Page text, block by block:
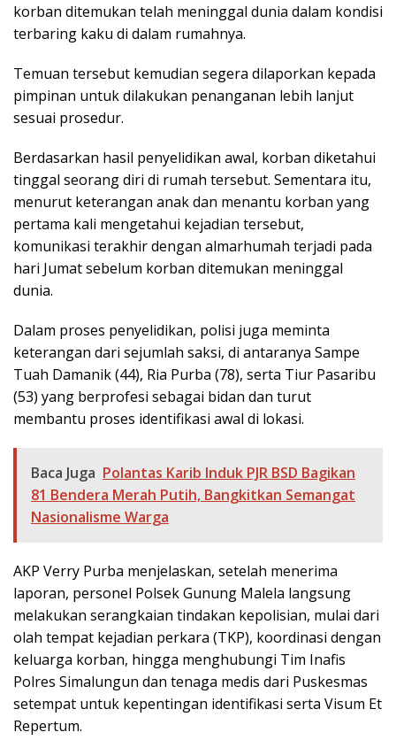
korban ditemukan telah meninggal dunia dalam kondisi
terbaring kaku di dalam rumahnya.
Temuan tersebut kemudian segera dilaporkan kepada
pimpinan untuk dilakukan penanganan lebih lanjut
sesuai prosedur.
Berdasarkan hasil penyelidikan awal, korban diketahui
tinggal seorang diri di rumah tersebut. Sementara itu,
menurut keterangan anak dan menantu korban yang
pertama kali mengetahui kejadian tersebut,
komunikasi terakhir dengan almarhumah terjadi pada
hari Jumat sebelum korban ditemukan meninggal
dunia.
Dalam proses penyelidikan, polisi juga meminta
keterangan dari sejumlah saksi, di antaranya Sampe
Tuah Damanik (44), Ria Purba (78), serta Tiur Pasaribu
(53) yang berprofesi sebagai bidan dan turut
membantu proses identifikasi awal di lokasi.
Baca Juga Polantas Karib Induk PJR BSD Bagikan
81 Bendera Merah Putih, Bangkitkan Semangat
Nasionalisme Warga
AKP Verry Purba menjelaskan, setelah menerima
laporan, personel Polsek Gunung Malela langsung
melakukan serangkaian tindakan kepolisian, mulai dari
olah tempat kejadian perkara (TKP), koordinasi dengan
keluarga korban, hingga menghubungi Tim Inafis
Polres Simalungun dan tenaga medis dari Puskesmas
setempat untuk kepentingan identifikasi serta Visum Et
Repertum.